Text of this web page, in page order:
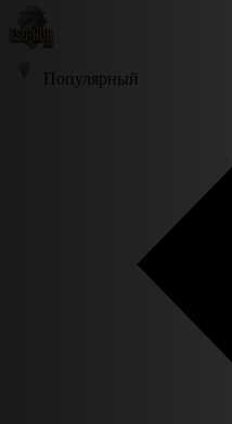
Популярный